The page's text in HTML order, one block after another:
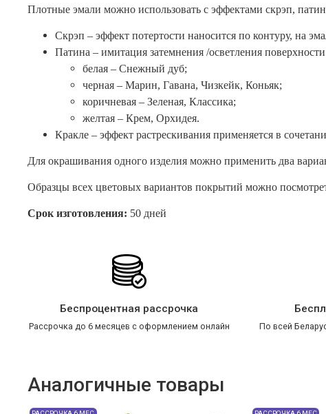
Плотные эмали можно использовать с эффектами скрэп,
Скрэп – эффект потертости наносится по контуру, на
Патина – имитация затемнения /осветления
белая – Снежный дуб;
черная – Марин, Гавана, Чизкейк, Коньяк;
коричневая – Зеленая, Классика;
желтая – Крем, Орхидея.
Кракле – эффект растрескивания применяется в
Для окрашивания одного изделия можно применить два
Образцы всех цветовых вариантов покрытий можно
Срок изготовления: 50 дней
Беспроцентная рассрочка
Рассрочка до 6 месяцев с оформлением онлайн По всей
Аналогичные товары